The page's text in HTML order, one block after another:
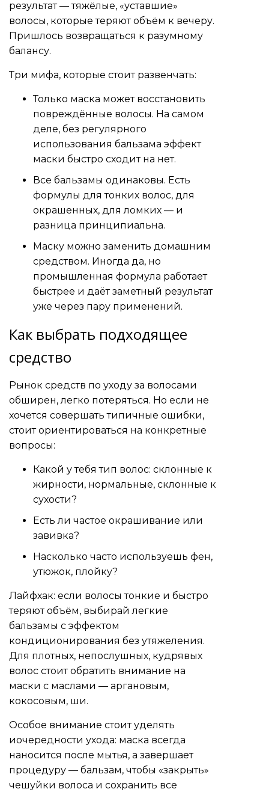
результат — тяжёлые, «уставшие»
волосы, которые теряют объём к вечеру.
Пришлось возвращаться к разумному
балансу.
Три мифа, которые стоит развенчать:
Только маска может восстановить
повреждённые волосы. На самом
деле, без регулярного
использования бальзама эффект
маски быстро сходит на нет.
Все бальзамы одинаковы. Есть
формулы для тонких волос, для
окрашенных, для ломких — и
разница принципиальна.
Маску можно заменить домашним
средством. Иногда да, но
промышленная формула работает
быстрее и даёт заметный результат
уже через пару применений.
Как выбрать подходящее
средство
Рынок средств по уходу за волосами
обширен, легко потеряться. Но если не
хочется совершать типичные ошибки,
стоит ориентироваться на конкретные
вопросы:
Какой у тебя тип волос: склонные к
жирности, нормальные, склонные к
сухости?
Есть ли частое окрашивание или
завивка?
Насколько часто используешь фен,
утюжок, плойку?
Лайфхак: если волосы тонкие и быстро
теряют объём, выбирай легкие
бальзамы с эффектом
кондиционирования без утяжеления.
Для плотных, непослушных, кудрявых
волос стоит обратить внимание на
маски с маслами — аргановым,
кокосовым, ши.
Особое внимание стоит уделять
иочередности ухода: маска всегда
наносится после мытья, а завершает
процедуру — бальзам, чтобы «закрыть»
чешуйки волоса и сохранить все